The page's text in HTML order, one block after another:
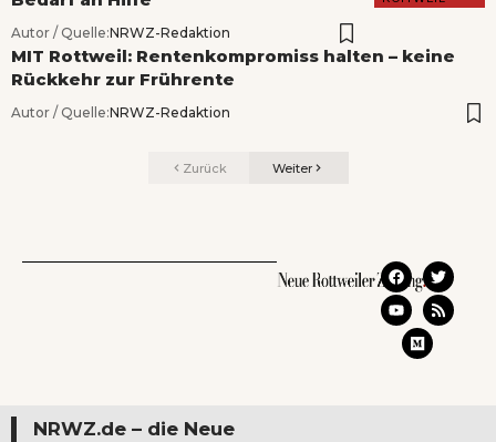
Autor / Quelle:NRWZ-Redaktion
MIT Rottweil: Rentenkompromiss halten – keine
Rückkehr zur Frührente
Autor / Quelle:NRWZ-Redaktion
Zurück Weiter
NRWZ.de – die Neue